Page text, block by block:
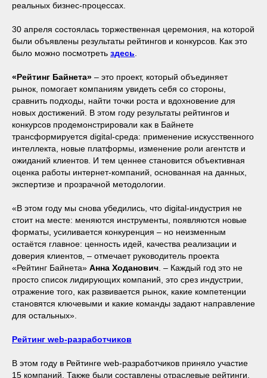
реальных бизнес-процессах.
30 апреля состоялась торжественная церемония, на которой
были объявлены результаты рейтингов и конкурсов. Как это
было можно посмотреть здесь.
«Рейтинг Байнета» – это проект, который объединяет
рынок, помогает компаниям увидеть себя со стороны,
сравнить подходы, найти точки роста и вдохновение для
новых достижений. В этом году результаты рейтингов и
конкурсов продемонстрировали как в Байнете
трансформируется digital-среда: применение искусственного
интеллекта, новые платформы, изменение роли агентств и
ожиданий клиентов. И тем ценнее становится объективная
оценка работы интернет-компаний, основанная на данных,
экспертизе и прозрачной методологии.
«В этом году мы снова убедились, что digital-индустрия не
стоит на месте: меняются инструменты, появляются новые
форматы, усиливается конкуренция – но неизменным
остаётся главное: ценность идей, качества реализации и
доверия клиентов, – отмечает руководитель проекта
«Рейтинг Байнета» Анна Ходанович. – Каждый год это не
просто список лидирующих компаний, это срез индустрии,
отражение того, как развивается рынок, какие компетенции
становятся ключевыми и какие команды задают направление
для остальных».
Рейтинг web-разработчиков
В этом году в Рейтинге web-разработчиков приняло участие
15 компаний. Также были составлены отраслевые рейтинги,